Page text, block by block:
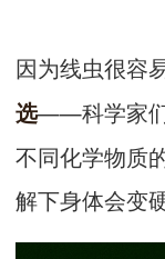
因为线虫很容
选——科学家们
不同化学物质
解下身体会变硬